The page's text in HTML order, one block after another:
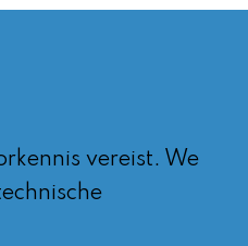
vereist. We